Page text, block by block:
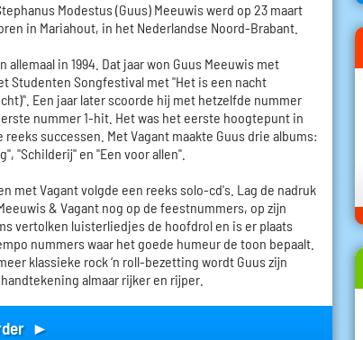
Modestus (Guus) Meeuwis werd op 23 maart
in Mariahout, in het Nederlandse Noord-Brabant.
allemaal in 1994. Dat jaar won Guus Meeuwis met
Studenten Songfestival met "Het is een nacht
Een jaar later scoorde hij met hetzelfde nummer
nummer 1-hit. Het was het eerste hoogtepunt in
reeks successen. Met Vagant maakte Guus drie albums:
"Schilderij" en "Een voor allen".
met Vagant volgde een reeks solo-cd's. Lag de nadruk
& Vagant nog op de feestnummers, op zijn
vertolken luisterliedjes de hoofdrol en is er plaats
nummers waar het goede humeur de toon bepaalt.
klassieke rock ‘n roll-bezetting wordt Guus zijn
almaar rijker en rijper.
►